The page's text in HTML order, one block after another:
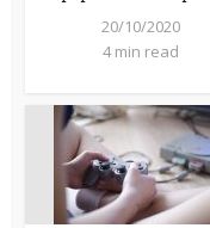
20/10/2020
4 min read